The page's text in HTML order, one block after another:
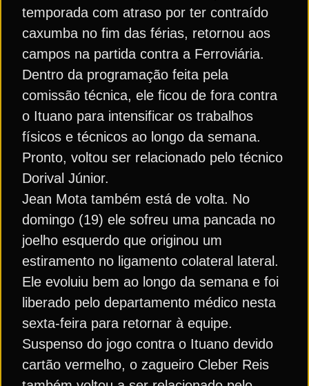
temporada com atraso por ter contraído
caxumba no fim das férias, retornou aos
campos na partida contra a Ferroviária.
Dentro da programação feita pela
comissão técnica, ele ficou de fora contra
o Ituano para intensificar os trabalhos
físicos e técnicos ao longo da semana.
Pronto, voltou ser relacionado pelo técnico
Dorival Júnior.
Jean Mota também está de volta. No
domingo (19) ele sofreu uma pancada no
joelho esquerdo que originou um
estiramento no ligamento colateral lateral.
Ele evoluiu bem ao longo da semana e foi
liberado pelo departamento médico nesta
sexta-feira para retornar à equipe.
Suspenso do jogo contra o Ituano devido
cartão vermelho, o zagueiro Cleber Reis